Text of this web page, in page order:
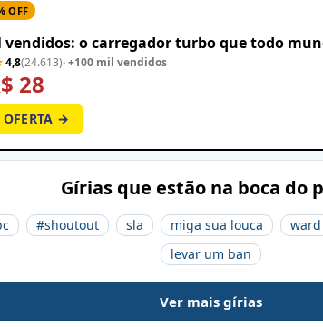
OFF
vendidos: o carregador turbo que todo
4,8(24.613)· +100 mil vendidos
28
OFERTA →
Gírias que estão na boca do
#shoutout sla miga sua louca ward
levar um ban
Ver mais gírias